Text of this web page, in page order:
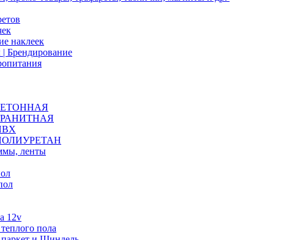
наклеек
Брендирование
БЕТОННАЯ
ГРАНИТНАЯ
ПОЛИУРЕТАН
ленты
12v
пола